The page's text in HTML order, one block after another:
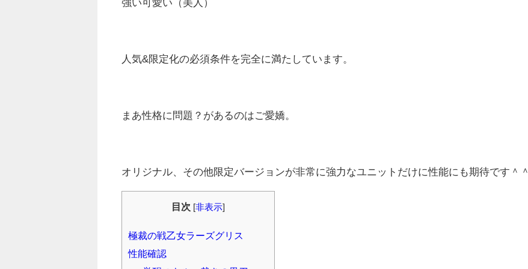
強い可愛い（美人）
人気&限定化の必須条件を完全に満たしています。
まあ性格に問題？があるのはご愛嬌。
オリジナル、その他限定バージョンが非常に強力なユニットだけに性能にも期待です＾＾
目次 [非表示
極裁の戦乙女ラーズグリス
性能確認